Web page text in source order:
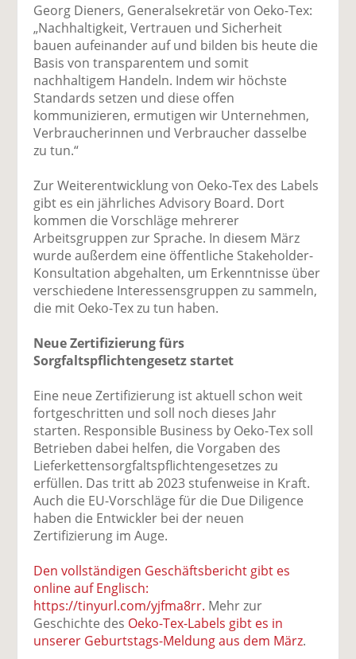
Georg Dieners, Generalsekretär von Oeko-Tex:
„Nachhaltigkeit, Vertrauen und Sicherheit
bauen aufeinander auf und bilden bis heute die
Basis von transparentem und somit
nachhaltigem Handeln. Indem wir höchste
Standards setzen und diese offen
kommunizieren, ermutigen wir Unternehmen,
Verbraucherinnen und Verbraucher dasselbe
zu tun.“
Zur Weiterentwicklung von Oeko-Tex des Labels
gibt es ein jährliches Advisory Board. Dort
kommen die Vorschläge mehrerer
Arbeitsgruppen zur Sprache. In diesem März
wurde außerdem eine öffentliche Stakeholder-
Konsultation abgehalten, um Erkenntnisse über
verschiedene Interessensgruppen zu sammeln,
die mit Oeko-Tex zu tun haben.
Neue Zertifizierung fürs
Sorgfaltspflichtengesetz startet
Eine neue Zertifizierung ist aktuell schon weit
fortgeschritten und soll noch dieses Jahr
starten. Responsible Business by Oeko-Tex soll
Betrieben dabei helfen, die Vorgaben des
Lieferkettensorgfaltspflichtengesetzes zu
erfüllen. Das tritt ab 2023 stufenweise in Kraft.
Auch die EU-Vorschläge für die Due Diligence
haben die Entwickler bei der neuen
Zertifizierung im Auge.
Den vollständigen Geschäftsbericht gibt es
online auf Englisch:
https://tinyurl.com/yjfma8rr. Mehr zur
Geschichte des Oeko-Tex-Labels gibt es in
unserer Geburtstags-Meldung aus dem März.